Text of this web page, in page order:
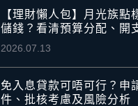
【理財懶人包】月光族點
儲錢？看清預算分配、開
及應急資金安排
2026.07.13
免入息貸款可唔可行？申
件、批核考慮及風險分析